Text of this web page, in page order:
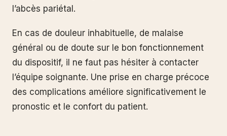
l’abcès pariétal.
En cas de douleur inhabituelle, de malaise
général ou de doute sur le bon fonctionnement
du dispositif, il ne faut pas hésiter à contacter
l’équipe soignante. Une prise en charge précoce
des complications améliore significativement le
pronostic et le confort du patient.